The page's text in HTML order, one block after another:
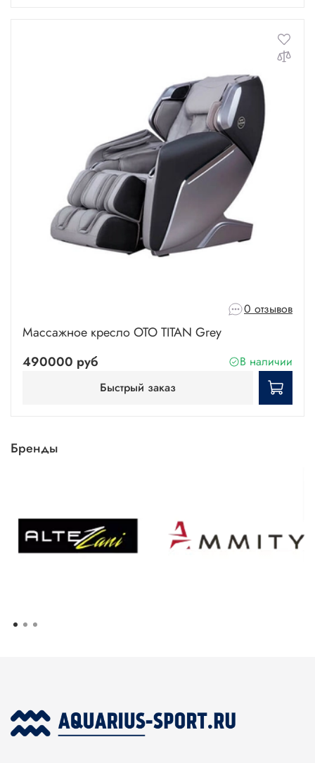
0 отзывов
Массажное кресло OTO TITAN Grey
490000 руб
В наличии
Быстрый заказ
Бренды